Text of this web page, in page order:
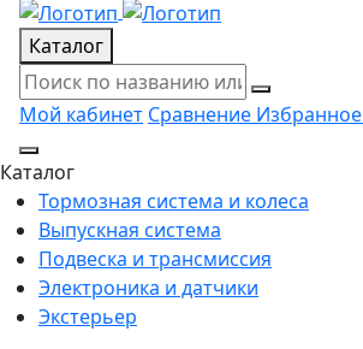
Каталог
Мой кабинет Сравнение Избранное
Каталог
Тормозная система и колеса
Выпускная система
Подвеска и трансмиссия
Электроника и датчики
Экстерьер